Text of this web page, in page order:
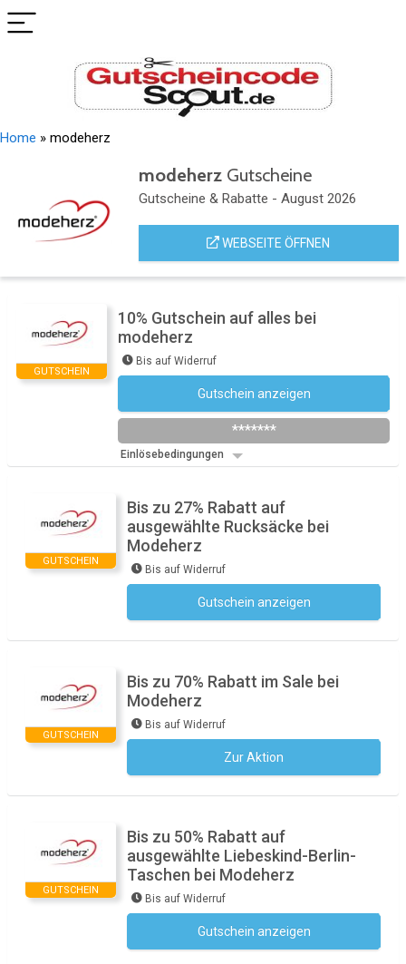
Home » modeherz
modeherzGutscheine
Gutscheine & Rabatte - August 2026
WEBSEITE ÖFFNEN
GUTSCHEIN
10% Gutschein auf alles bei
modeherz
Bis auf Widerruf
Gutschein anzeigen
*******
Einlösebedingungen
GUTSCHEIN
Bis zu 27% Rabatt auf
ausgewählte Rucksäcke bei
Modeherz
Bis auf Widerruf
Gutschein anzeigen
GUTSCHEIN
Bis zu 70% Rabatt im Sale bei
Modeherz
Bis auf Widerruf
Zur Aktion
GUTSCHEIN
Bis zu 50% Rabatt auf
ausgewählte Liebeskind-Berlin-
Taschen bei Modeherz
Bis auf Widerruf
Gutschein anzeigen